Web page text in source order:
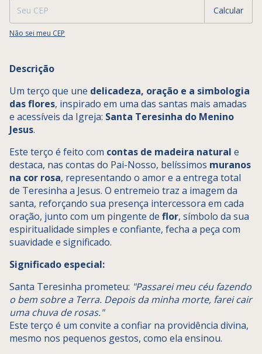
Calcular
Não sei meu CEP
Descrição
Um terço que une delicadeza, oração e a simbologia
das flores, inspirado em uma das santas mais amadas
e acessíveis da Igreja: Santa Teresinha do Menino
Jesus.
Este terço é feito com contas de madeira natural e
destaca, nas contas do Pai-Nosso, belíssimos muranos
na cor rosa, representando o amor e a entrega total
de Teresinha a Jesus. O entremeio traz a imagem da
santa, reforçando sua presença intercessora em cada
oração, junto com um pingente de flor, símbolo da sua
espiritualidade simples e confiante, fecha a peça com
suavidade e significado.
Significado especial:
Santa Teresinha prometeu: "Passarei meu céu fazendo
o bem sobre a Terra. Depois da minha morte, farei cair
uma chuva de rosas."
Este terço é um convite a confiar na providência divina,
mesmo nos pequenos gestos, como ela ensinou.